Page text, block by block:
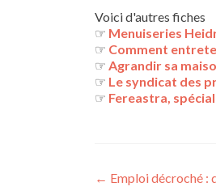
Voici d'autres fiches
☞ Menuiseries
☞ Comment
☞ Agrandir sa
☞ Le syndicat des
☞ Fereastra,
Navigation
← Emploi décroché :